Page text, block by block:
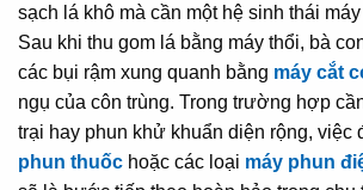
sạch lá khô mà cần một hệ sinh thái
Sau khi thu gom lá bằng máy thổi, bà
các bụi rậm xung quanh bằng máy cắt
ngụ của côn trùng. Trong trường hợp
trại hay phun khử khuẩn diện rộng, việc
phun thuốc hoặc các loại máy phun